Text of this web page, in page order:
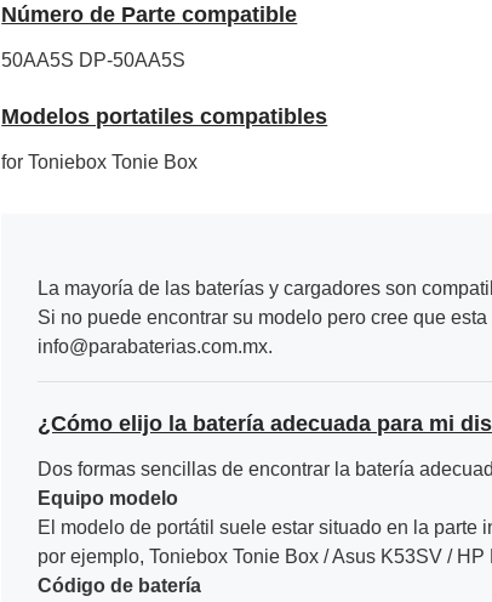
Número de Parte compatible
50AA5S DP-50AA5S
Modelos portatiles compatibles
for Toniebox Tonie Box
La mayoría de las baterías y cargadores son
Si no puede encontrar su modelo pero cree que
info@parabaterias.com.mx.
¿Cómo elijo la batería adecuada para mi
Dos formas sencillas de encontrar la batería
Equipo modelo
El modelo de portátil suele estar situado en la
por ejemplo, Toniebox Tonie Box / Asus K53SV /
Código de batería